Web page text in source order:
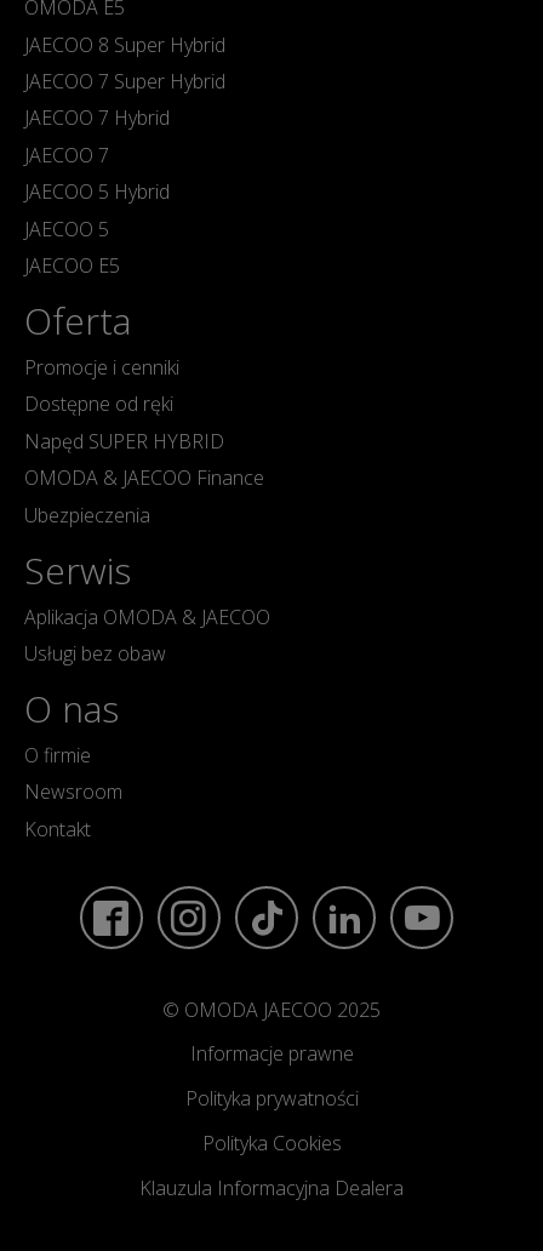
OMODA E5
JAECOO 8 Super Hybrid
JAECOO 7 Super Hybrid
JAECOO 7 Hybrid
JAECOO 7
JAECOO 5 Hybrid
JAECOO 5
JAECOO E5
Oferta
Promocje i cenniki
Dostępne od ręki
Napęd SUPER HYBRID
OMODA & JAECOO Finance
Ubezpieczenia
Serwis
Aplikacja OMODA & JAECOO
Usługi bez obaw
O nas
O firmie
Newsroom
Kontakt
© OMODA JAECOO 2025
Informacje prawne
Polityka prywatności
Polityka Cookies
Klauzula Informacyjna Dealera